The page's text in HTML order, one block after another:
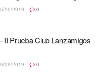
10/2019 0
II Prueba Club Lanzamigos
09/2019 0